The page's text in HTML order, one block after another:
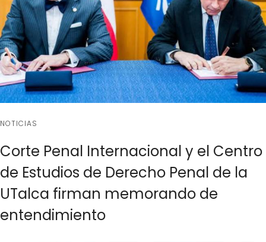
NOTICIAS
Corte Penal Internacional y el Centro
de Estudios de Derecho Penal de la
UTalca firman memorando de
entendimiento